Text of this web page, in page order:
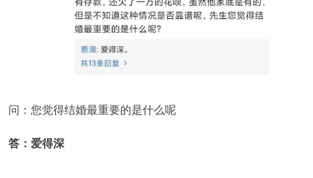
问：您觉得结婚最重要的是什么呢
答：爱得深